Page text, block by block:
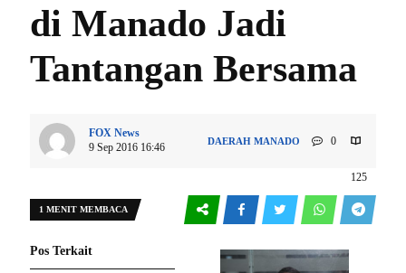
di Manado Jadi
Tantangan Bersama
FOX News
9 Sep 2016 16:46
DAERAH MANADO 0
125
1 MENIT MEMBACA
Pos Terkait